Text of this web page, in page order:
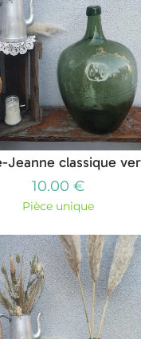
Jeanne classique
10.00 €
Pièce unique